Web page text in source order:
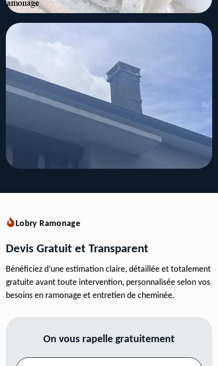
Lobry Ramonage
Devis Gratuit et Transparent
Bénéficiez d’une estimation claire, détaillée et totalement
gratuite avant toute intervention, personnalisée selon vos
besoins en ramonage et entretien de cheminée.
On vous rapelle gratuitement